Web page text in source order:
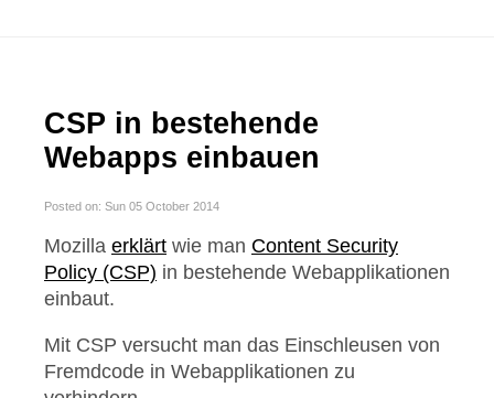
CSP in bestehende
Webapps einbauen
Posted on: Sun 05 October 2014
Mozilla erklärt wie man Content Security
Policy (CSP) in bestehende Webapplikationen
einbaut.
Mit CSP versucht man das Einschleusen von
Fremdcode in Webapplikationen zu